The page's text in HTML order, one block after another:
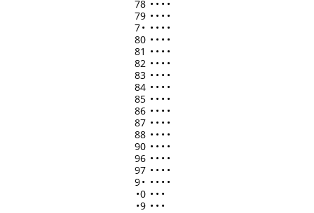
78 • • • •
79 • • • •
7• • • • •
80 • • • •
81 • • • •
82 • • • •
83 • • • •
84 • • • •
85 • • • •
86 • • • •
87 • • • •
88 • • • •
90 • • • •
96 • • • •
97 • • • •
9• • • • •
•0 • • •
•9 • • •